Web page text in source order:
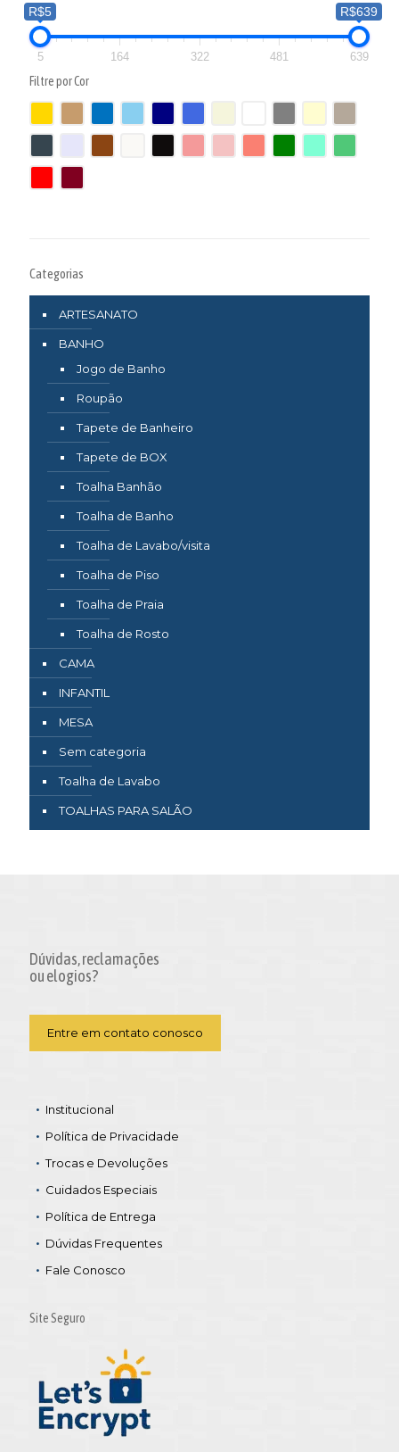
R$5
R$639
5 164 322 481 639
Filtre por Cor
Categorias
ARTESANATO
BANHO
Jogo de Banho
Roupão
Tapete de Banheiro
Tapete de BOX
Toalha Banhão
Toalha de Banho
Toalha de Lavabo/visita
Toalha de Piso
Toalha de Praia
Toalha de Rosto
CAMA
INFANTIL
MESA
Sem categoria
Toalha de Lavabo
TOALHAS PARA SALÃO
Dúvidas, reclamações
ou elogios?
Entre em contato conosco
Institucional
Política de Privacidade
Trocas e Devoluções
Cuidados Especiais
Política de Entrega
Dúvidas Frequentes
Fale Conosco
Site Seguro